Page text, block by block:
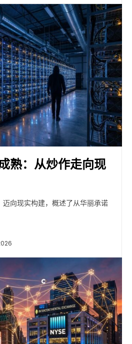
熟：从炒作走向现
向现实构建，概述了从华丽承诺